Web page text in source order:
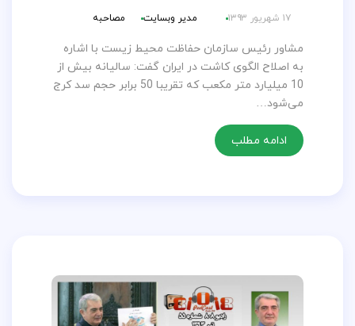
۱۷ شهریور ۱۳۹۳ مدیر وبسایت مصاحبه
مشاور رئیس سازمان حفاظت محیط زیست با اشاره
به اصلاح الگوی کاشت در ایران گفت: سالیانه بیش از
10 میلیارد متر مکعب که تقریبا 50 برابر حجم سد کرج
می‌شود…
ادامه مطلب